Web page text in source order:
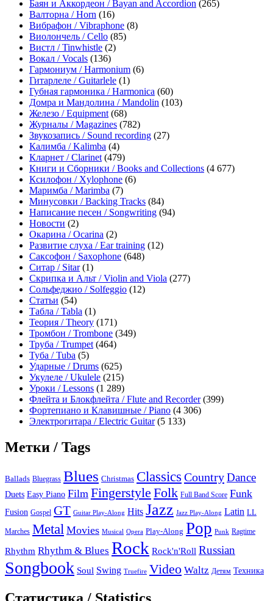
Баян и Аккордеон / Bayan and Accordion (265)
Валторна / Horn (16)
Вибрафон / Vibraphone (8)
Виолончель / Cello (85)
Вистл / Tinwhistle (2)
Вокал / Vocals (136)
Гармониум / Harmonium (6)
Гитарлеле / Guitarlele (1)
Губная гармоника / Harmonica (60)
Домра и Мандолина / Mandolin (103)
Железо / Equipment (68)
Журналы / Magazines (782)
Звукозапись / Sound recording (27)
Калимба / Kalimba (4)
Кларнет / Clarinet (479)
Книги и Сборники / Books and Collections (4 677)
Ксилофон / Xylophone (6)
Маримба / Marimba (7)
Минусовки / Backing Tracks (84)
Написание песен / Songwriting (94)
Новости (2)
Окарина / Ocarina (2)
Развитие слуха / Ear training (12)
Саксофон / Saxophone (648)
Ситар / Sitar(1)
Скрипка и Альт / Violin and Viola (277)
Сольфеджио / Solfeggio (12)
Статьи (54)
Табла / Tabla (1)
Теория / Theory (171)
Тромбон / Trombone (349)
Труба / Trumpet (464)
Туба / Tuba (5)
Ударные / Drums (625)
Укулеле / Ukulele (215)
Уроки / Lessons (1 289)
Флейта и Блокфлейта / Flute and Recorder(399)
Фортепиано и Клавишные / Piano (4 306)
Электрогитара / Electric Guitar(5 133)
Метки / Tags
Ballads Bluegrass Blues Christmas Classics CountryDance
Duets Easy Piano Film Fingerstyle Folk Full Band Score Funk
Fusion Gospel GT Guitar Play-Along Hits Jazz Jazz Play-Along Latin LL
Marches Metal Movies Musical Opera Play-Along Pop Punk Ragtime
Rhythm Rhythm & Blues Rock Rock'n'Roll Russian
Songbook Soul Swing Truefire Video Waltz Детям Техника